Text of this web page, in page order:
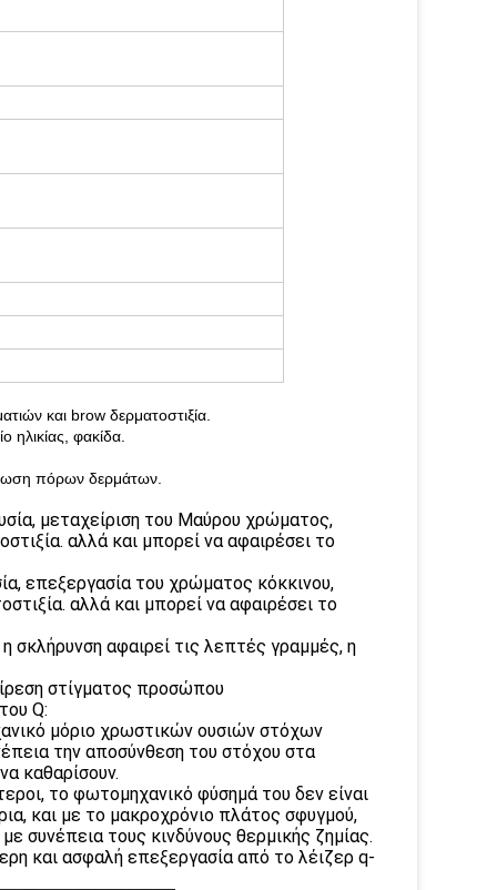
και brow δερματοστιξία.
φακίδα.
πόρων δερμάτων.
μεταχείριση του Μαύρου χρώματος,
αλλά και μπορεί να αφαιρέσει το
επεξεργασία του χρώματος κόκκινου,
αλλά και μπορεί να αφαιρέσει το
σκλήρυνση αφαιρεί τις λεπτές γραμμές, η
στίγματος προσώπου
Q:
μόριο χρωστικών ουσιών στόχων
την αποσύνθεση του στόχου στα
καθαρίσουν.
το φωτομηχανικό φύσημά του δεν είναι
και με το μακροχρόνιο πλάτος σφυγμού,
συνέπεια τους κινδύνους θερμικής ζημίας.
και ασφαλή επεξεργασία από το λέιζερ q-